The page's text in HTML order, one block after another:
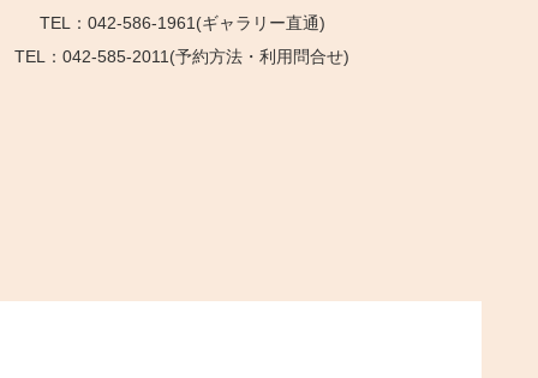
TEL：042-586-1961(ギャラリー直通)
：042-585-2011(予約方法・利用問合せ)